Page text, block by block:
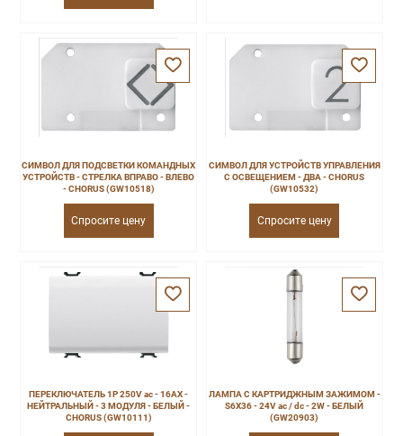
СИМВОЛ ДЛЯ ПОДСВЕТКИ КОМАНДНЫХ
УСТРОЙСТВ - СТРЕЛКА ВПРАВО - ВЛЕВО
- CHORUS (GW10518)
Спросите цену
СИМВОЛ ДЛЯ УСТРОЙСТВ УПРАВЛЕНИЯ
С ОСВЕЩЕНИЕМ - ДВА - CHORUS
(GW10532)
Спросите цену
ПЕРЕКЛЮЧАТЕЛЬ 1P 250V ac - 16AX -
НЕЙТРАЛЬНЫЙ - 3 МОДУЛЯ - БЕЛЫЙ -
CHORUS (GW10111)
ЛАМПА С КАРТРИДЖНЫМ ЗАЖИМОМ -
S6X36 - 24V ac / dc - 2W - БЕЛЫЙ
(GW20903)